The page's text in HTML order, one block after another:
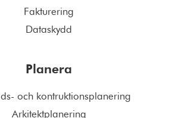
Fakturering
Dataskydd
Planera
och kontruktionsplanering
Arkitektplanering